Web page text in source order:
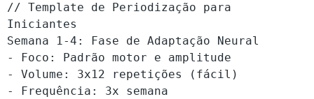
// Template de Periodização para
Iniciantes
Semana 1-4: Fase de Adaptação Neural
- Foco: Padrão motor e amplitude
- Volume: 3x12 repetições (fácil)
- Frequência: 3x semana